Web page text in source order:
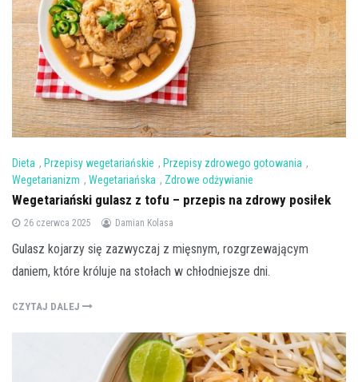
Dieta , Przepisy wegetariańskie , Przepisy zdrowego gotowania ,
Wegetarianizm , Wegetariańska , Zdrowe odżywianie
Wegetariański gulasz z tofu – przepis na zdrowy posiłek
26 czerwca 2025 Damian Kolasa
Gulasz kojarzy się zazwyczaj z mięsnym, rozgrzewającym
daniem, które króluje na stołach w chłodniejsze dni.
CZYTAJ DALEJ